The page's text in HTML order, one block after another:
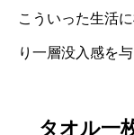
こういった生活
り一層没入感を
タオル一